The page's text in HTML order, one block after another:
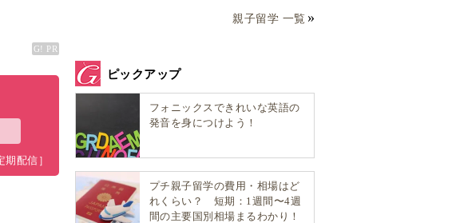
配信］
親子留学 一覧
ピックアップ
フォニックスできれいな英語の
発音を身につけよう！
プチ親子留学の費用・相場はど
れくらい？ 短期：1週間〜4週
間の主要国別相場まるわかり！